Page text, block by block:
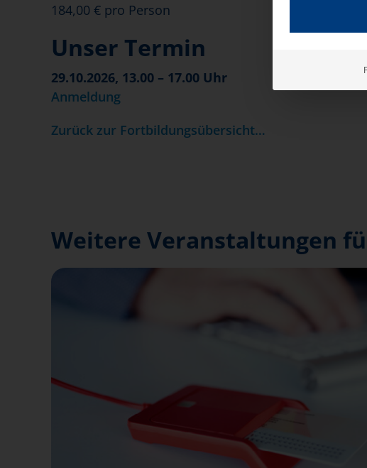
184,00 € pro Person
Unser Termin
29.10.2026, 13.00 – 17.00 Uhr
Anmeldung
Zurück zur Fortbildungsübersicht…
Weitere Veranstaltungen